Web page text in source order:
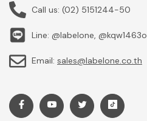
Call us: (02) 5151244-50
Line: @labelone, @kqw1463o
Email: sales@labelone.co.th